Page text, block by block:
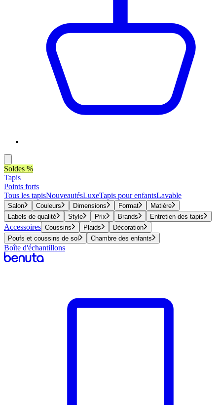
Soldes %
Tapis
Points forts
Tous les tapisNouveautésLuxeTapis pour enfantsLavable
Salon Couleurs Dimensions Format
Matière
Labels de qualité
Style Prix Brands Entretien des tapis
Accessoires Coussins Plaids
Décoration
Poufs et coussins de sol
Chambre des enfants
Boîte d'échantillons